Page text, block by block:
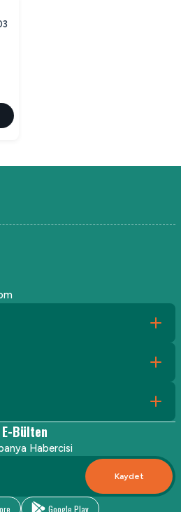
E-Bülten
Habercisi
Kaydet
Google Play